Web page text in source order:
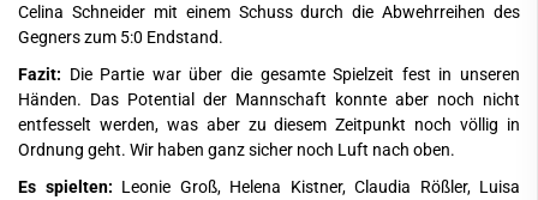
Celina Schneider mit einem Schuss durch die Abwehrreihen des
Gegners zum 5:0 Endstand.
Fazit: Die Partie war über die gesamte Spielzeit fest in unseren
Händen. Das Potential der Mannschaft konnte aber noch nicht
entfesselt werden, was aber zu diesem Zeitpunkt noch völlig in
Ordnung geht. Wir haben ganz sicher noch Luft nach oben.
Es spielten: Leonie Groß, Helena Kistner, Claudia Rößler, Luisa